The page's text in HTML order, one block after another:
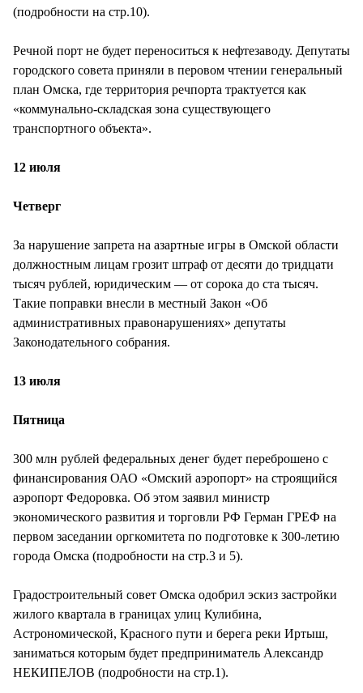
(подробности на стр.10).
Речной порт не будет переноситься к нефтезаводу. Депутаты
городского совета приняли в перовом чтении генеральный
план Омска, где территория речпорта трактуется как
«коммунально-складская зона существующего
транспортного объекта».
12 июля
Четверг
За нарушение запрета на азартные игры в Омской области
должностным лицам грозит штраф от десяти до тридцати
тысяч рублей, юридическим — от сорока до ста тысяч.
Такие поправки внесли в местный Закон «Об
административных правонарушениях» депутаты
Законодательного собрания.
13 июля
Пятница
300 млн рублей федеральных денег будет переброшено с
финансирования ОАО «Омский аэропорт» на строящийся
аэропорт Федоровка. Об этом заявил министр
экономического развития и торговли РФ Герман ГРЕФ на
первом заседании оргкомитета по подготовке к 300-летию
города Омска (подробности на стр.3 и 5).
Градостроительный совет Омска одобрил эскиз застройки
жилого квартала в границах улиц Кулибина,
Астрономической, Красного пути и берега реки Иртыш,
заниматься которым будет предприниматель Александр
НЕКИПЕЛОВ (подробности на стр.1).